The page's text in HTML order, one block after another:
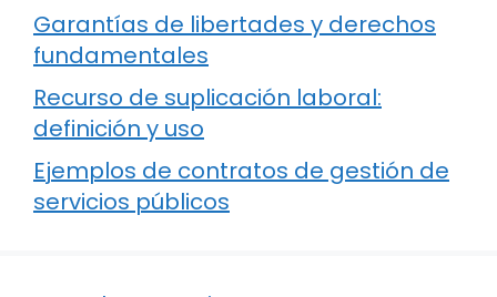
Garantías de libertades y derechos
fundamentales
Recurso de suplicación laboral:
definición y uso
Ejemplos de contratos de gestión de
servicios públicos